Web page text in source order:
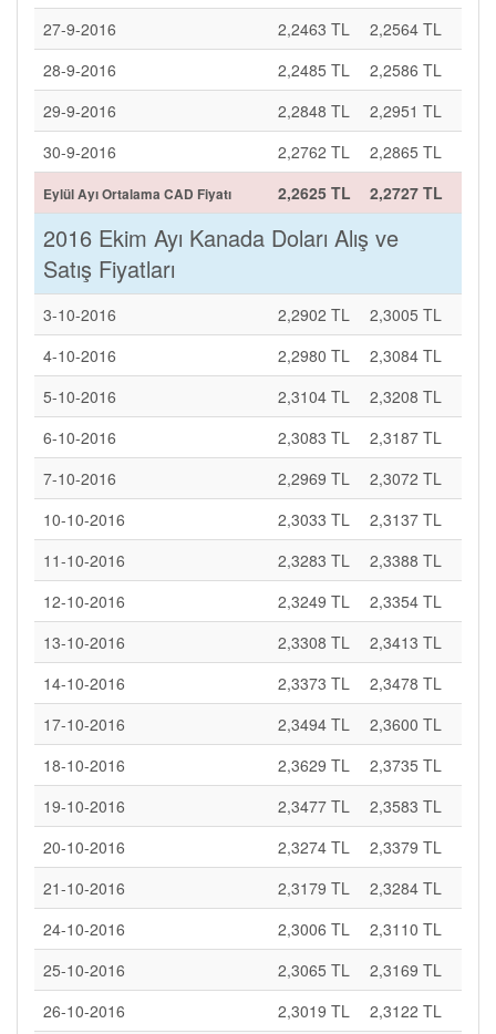
27-9-2016
2,2463 TL
2,2564 TL
28-9-2016
2,2485 TL
2,2586 TL
29-9-2016
2,2848 TL
2,2951 TL
30-9-2016
2,2762 TL 2,2865 TL
Eylül Ayı Ortalama CAD Fiyatı 2,2625 TL 2,2727 TL
2016 Ekim Ayı Kanada Doları Alış ve
Satış Fiyatları
3-10-2016 2,2902 TL
2,3005 TL
4-10-2016
2,2980 TL
2,3084 TL
5-10-2016
2,3104 TL
2,3208 TL
6-10-2016
2,3083 TL
2,3187 TL
7-10-2016
2,2969 TL
2,3072 TL
10-10-2016
2,3033 TL
2,3137 TL
11-10-2016
2,3283 TL
2,3388 TL
12-10-2016
2,3249 TL
2,3354 TL
13-10-2016
2,3308 TL
2,3413 TL
14-10-2016
2,3373 TL
2,3478 TL
17-10-2016
2,3494 TL
2,3600 TL
18-10-2016
2,3629 TL
2,3735 TL
19-10-2016
2,3477 TL
2,3583 TL
20-10-2016
2,3274 TL
2,3379 TL
21-10-2016
2,3179 TL
2,3284 TL
24-10-2016
2,3006 TL
2,3110 TL
25-10-2016
2,3065 TL
2,3169 TL
26-10-2016
2,3019 TL 2,3122 TL